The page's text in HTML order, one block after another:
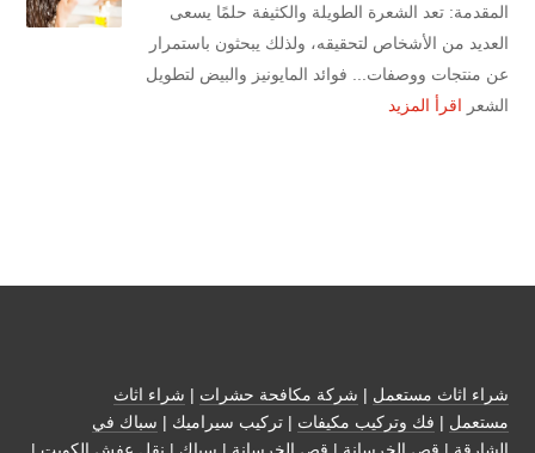
المقدمة: تعد الشعرة الطويلة والكثيفة حلمًا يسعى
العديد من الأشخاص لتحقيقه، ولذلك يبحثون باستمرار
عن منتجات ووصفات... فوائد المايونيز والبيض لتطويل
الشعر اقرأ المزيد
شراء اثاث مستعمل | شركة مكافحة حشرات | شراء اثاث
مستعمل | فك وتركيب مكيفات | تركيب سيراميك | سباك في
الشارقة | قص الخرسانة | قص الخرسانة | سباك | نقل عفش الكويت |